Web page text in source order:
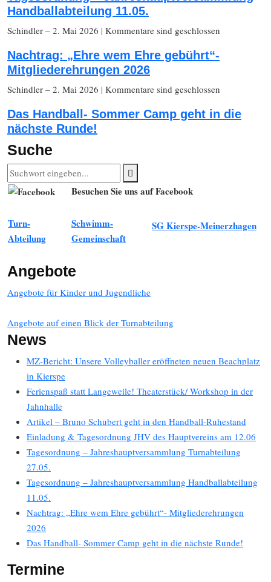
Handballabteilung 11.05.
Schindler – 2. Mai 2026 | Kommentare sind geschlossen
Nachtrag: „Ehre wem Ehre gebührt“-
Mitgliederehrungen 2026
Schindler – 2. Mai 2026 | Kommentare sind geschlossen
Das Handball- Sommer Camp geht in die
nächste Runde!
Suche
Besuchen Sie uns auf Facebook
Turn-
Abteilung
Schwimm-
Gemeinschaft
SG Kierspe-Meinerzhagen
Angebote
Angebote für Kinder und Jugendliche
Angebote auf einen Blick der Turnabteilung
News
MZ-Bericht: Unsere Volleyballer eröffneten neuen Beachplatz
in Kierspe
Ferienspaß statt Langeweile! Theaterstück/ Workshop in der
Jahnhalle
Artikel – Bruno Schubert geht in den Handball-Ruhestand
Einladung & Tagesordnung JHV des Hauptvereins am 12.06
Tagesordnung – Jahreshauptversammlung Turnabteilung
27.05.
Tagesordnung – Jahreshauptversammlung Handballabteilung
11.05.
Nachtrag: „Ehre wem Ehre gebührt“- Mitgliederehrungen
2026
Das Handball- Sommer Camp geht in die nächste Runde!
Termine